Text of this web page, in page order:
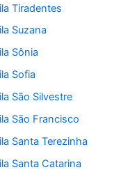
Tiradentes
Suzana
Sônia
Sofia
São Silvestre
São Francisco
Santa Terezinha
Santa Catarina